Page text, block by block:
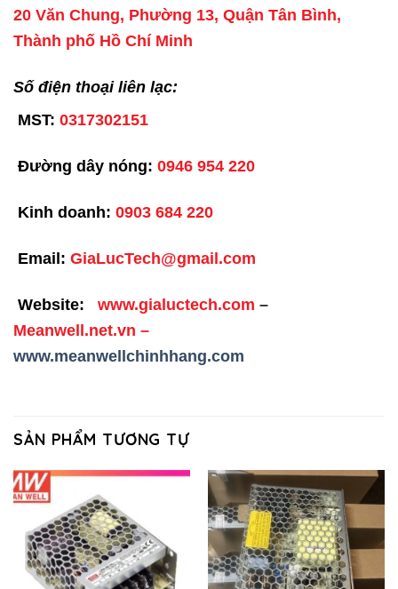
20 Văn Chung, Phường 13, Quận Tân Bình,
Thành phố Hồ Chí Minh
Số điện thoại liên lạc:
MST: 0317302151
Đường dây nóng: 0946 954 220
Kinh doanh: 0903 684 220
Email: GiaLucTech@gmail.com
Website: www.gialuctech.com –
Meanwell.net.vn –
www.meanwellchinhhang.com
SẢN PHẨM TƯƠNG TỰ